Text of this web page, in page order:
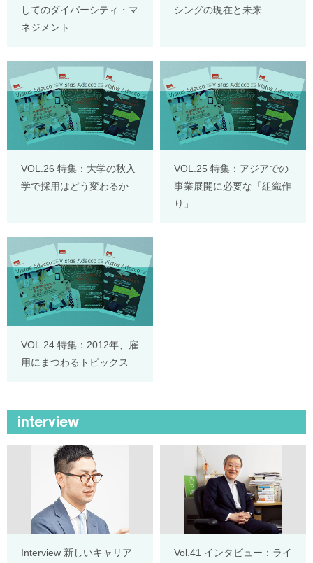
してのダイバーシティ・マ
ネジメント
シングの現在と未来
VOL.26 特集：大学の秋入
学で採用はどう変わるか
VOL.25 特集：アジアでの
事業展開に必要な「組織作
り」
VOL.24 特集：2012年、雇
用にまつわるトピックス
interview
Interview 新しいキャリア
Vol.41 インタビュー：ライ